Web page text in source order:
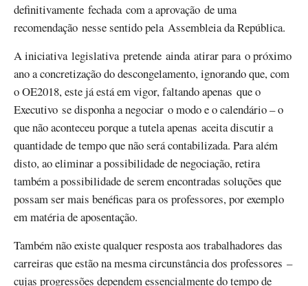
definitivamente fechada com a aprovação de uma
recomendação nesse sentido pela Assembleia da República.
A iniciativa legislativa pretende ainda atirar para o próximo
ano a concretização do descongelamento, ignorando que, com
o OE2018, este já está em vigor, faltando apenas que o
Executivo se disponha a negociar o modo e o calendário – o
que não aconteceu porque a tutela apenas aceita discutir a
quantidade de tempo que não será contabilizada. Para além
disto, ao eliminar a possibilidade de negociação, retira
também a possibilidade de serem encontradas soluções que
possam ser mais benéficas para os professores, por exemplo
em matéria de aposentação.
Também não existe qualquer resposta aos trabalhadores das
carreiras que estão na mesma circunstância dos professores –
cujas progressões dependem essencialmente do tempo de